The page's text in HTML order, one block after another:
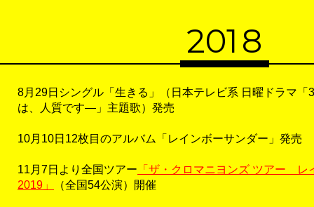
201 8
8月29日シングル「生きる」（日本テレビ系 日曜ドラマ
は、人質です―」主題歌）発売
10月10日12枚目のアルバム「レインボーサンダー」発売
11月7日より全国ツアー 「ザ・クロマニヨンズ ツアー レ
2019」
（全国54公演）開催